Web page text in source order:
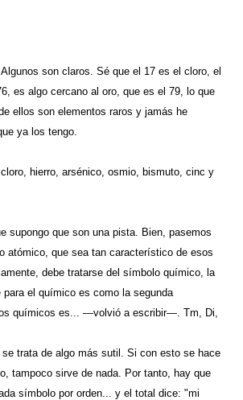
son claros. Sé que el 17 es el cloro, el
es algo cercano al oro, que es el 79, lo que
ellos son elementos raros y jamás he
ya los tengo.
hierro, arsénico, osmio, bismuto, cinc y
supongo que son una pista. Bien, pasemos
atómico, que sea tan característico de esos
debe tratarse del símbolo químico, la
el químico es como la segunda
químicos es... —volvió a escribir—. Tm, Di,
trata de algo más sutil. Si con esto se hace
tampoco sirve de nada. Por tanto, hay que
símbolo por orden... y el total dice: "mi